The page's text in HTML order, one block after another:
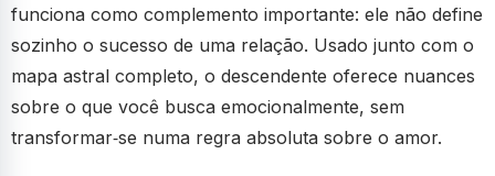
funciona como complemento importante: ele não define
sozinho o sucesso de uma relação. Usado junto com o
mapa astral completo, o descendente oferece nuances
sobre o que você busca emocionalmente, sem
transformar‑se numa regra absoluta sobre o amor.